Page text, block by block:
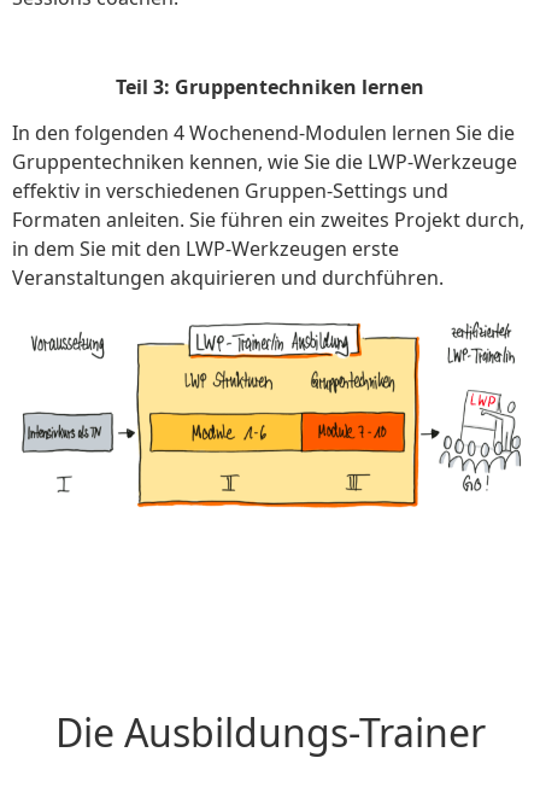
Teil 3: Gruppentechniken lernen
In den folgenden 4 Wochenend-Modulen lernen Sie die
Gruppentechniken kennen, wie Sie die LWP-Werkzeuge
effektiv in verschiedenen Gruppen-Settings und
Formaten anleiten. Sie führen ein zweites Projekt durch,
in dem Sie mit den LWP-Werkzeugen erste
Veranstaltungen akquirieren und durchführen.
Die Ausbildungs-Trainer